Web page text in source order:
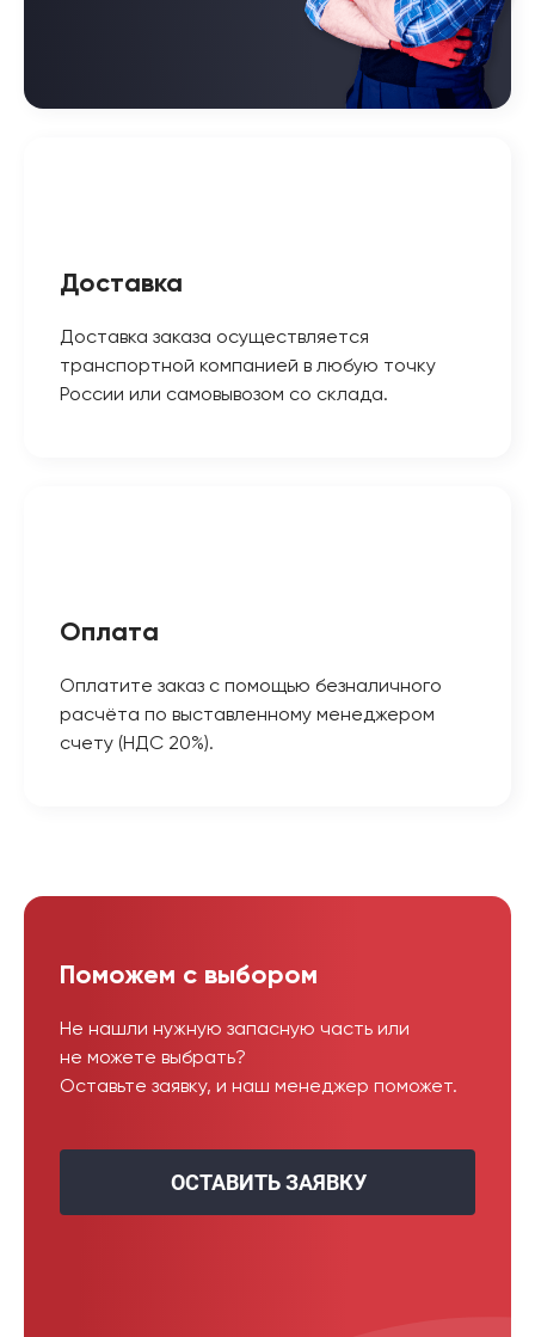
Доставка
Доставка заказа осуществляется
транспортной компанией в любую точку
России или самовывозом со склада.
Оплата
Оплатите заказ с помощью безналичного
расчёта по выставленному менеджером
счету (НДС 20%).
Поможем с выбором
Не нашли нужную запасную часть или
не можете выбрать?
Оставьте заявку, и наш менеджер поможет.
ОСТАВИТЬ ЗАЯВКУ